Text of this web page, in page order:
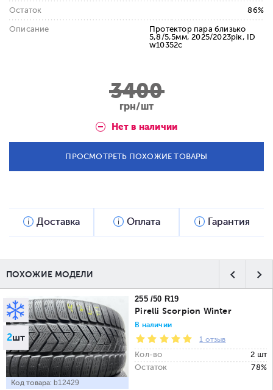
Остаток 86%
Описание
Протектор пара близько
5,8/5,5мм, 2025/2023рік, ID
w10352c
3400
грн/шт
Нет в наличии
ПРОСМОТРЕТЬ ПОХОЖИЕ ТОВАРЫ
Доставка Оплата Гарантия
ПОХОЖИЕ МОДЕЛИ
2шт
Код товара: b12429
255 /50 R19
Pirelli Scorpion Winter
В наличии
1 отзыв
Кол-во
2 шт
Остаток
78%